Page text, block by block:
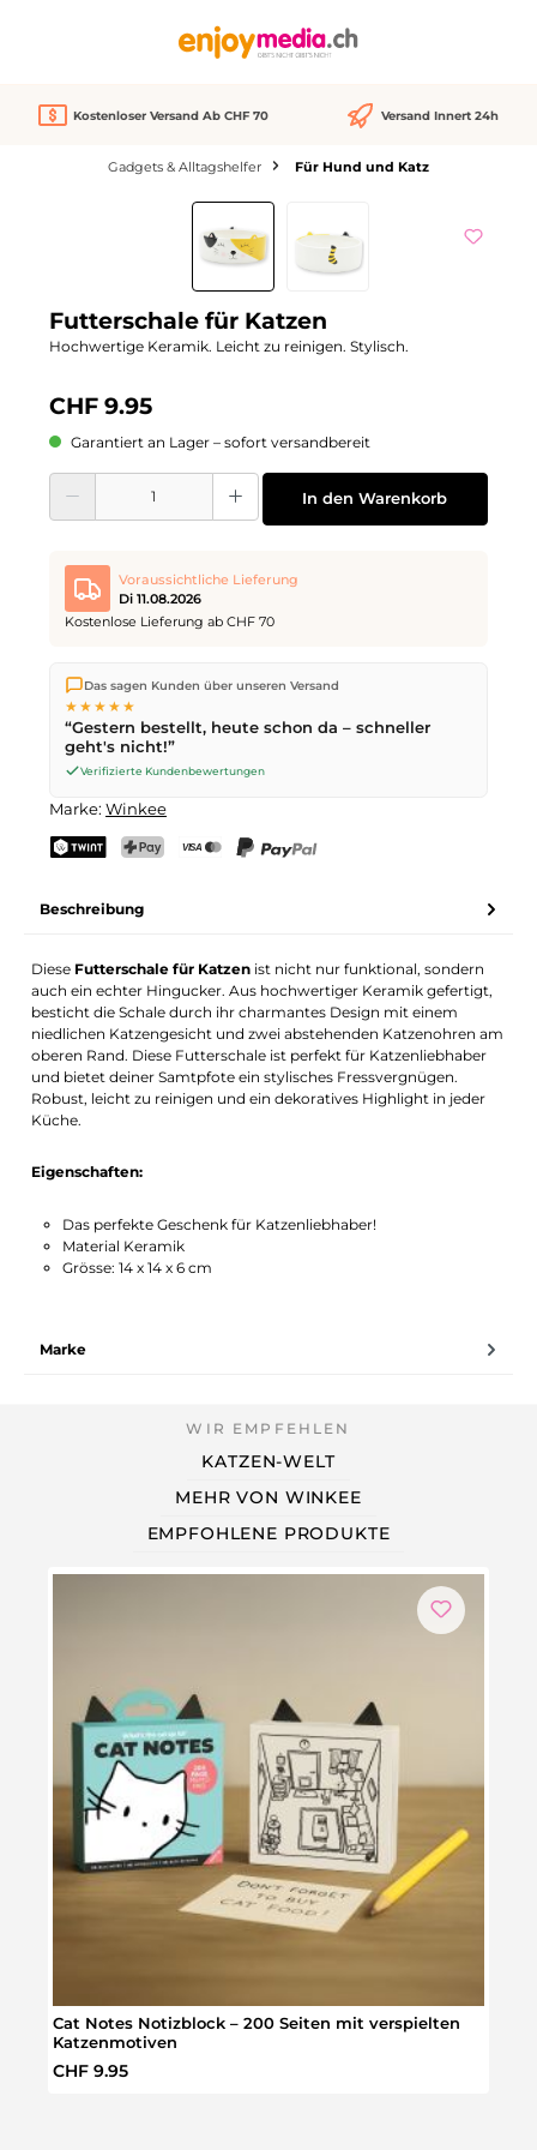
Kostenloser Versand Ab CHF 70 Versand Innert 24h
Gadgets & Alltagshelfer Für Hund und Katz
Bildergalerie überspringen
Futterschale für Katzen
Hochwertige Keramik. Leicht zu reinigen. Stylisch.
CHF 9.95
Garantiert an Lager – sofort versandbereit
Produkt Anzahl: Gib den gewünschten Wert ein oder benutze die
In den Warenkorb
Voraussichtliche Lieferung
Di 11.08.2026
Kostenlose Lieferung ab CHF 70
Wir versenden direkt aus unserem Lager in Kriens. Ab
ist die Lieferung kostenlos. Bestellungen bis
werden noch am selben Tag versendet – Zustellung am
nächsten Werktagmit der Schweizerischen Post.
Das sagen Kunden über unseren Versand
★★★★★
“Gestern bestellt, heute schon da – schneller
geht's nicht!”
Verifizierte Kundenbewertungen
Marke: Winkee
Beschreibung
Diese Futterschale für Katzen ist nicht nur funktional, sondern
auch ein echter Hingucker. Aus hochwertiger Keramik gefertigt,
besticht die Schale durch ihr charmantes Design mit einem
niedlichen Katzengesicht und zwei abstehenden Katzenohren am
oberen Rand. Diese Futterschale ist perfekt für Katzenliebhaber
und bietet deiner Samtpfote ein stylisches Fressvergnügen.
Robust, leicht zu reinigen und ein dekoratives Highlight in jeder
Küche.
Eigenschaften:
Das perfekte Geschenk für Katzenliebhaber!
Material Keramik
Grösse: 14 x 14 x 6 cm
Marke
KATZEN-WELT
MEHR VON WINKEE
EMPFOHLENE PRODUKTE
Cat Notes Notizblock – 200 Seiten mit verspielten
Katzenmotiven
Regulärer Preis:
CHF 9.95